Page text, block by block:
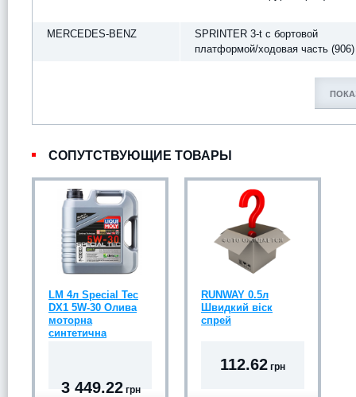
MERCEDES-BENZ
SPRINTER 3-t c бортовой
платформой/ходовая часть (906)
СОПУТСТВУЮЩИЕ ТОВАРЫ
LM 4л Special Tec
DX1 5W-30 Олива
моторна
синтетична
3 449.22 грн
RUNWAY 0.5л
Швидкий віск
спрей
112.62 грн